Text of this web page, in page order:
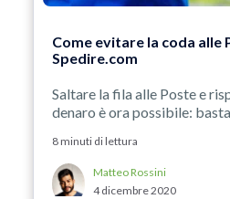
Come evitare la coda alle
Spedire.com
Saltare la fila alle Poste e
denaro è ora possibile:
8 minuti di lettura
Matteo Rossini
4 dicembre 2020